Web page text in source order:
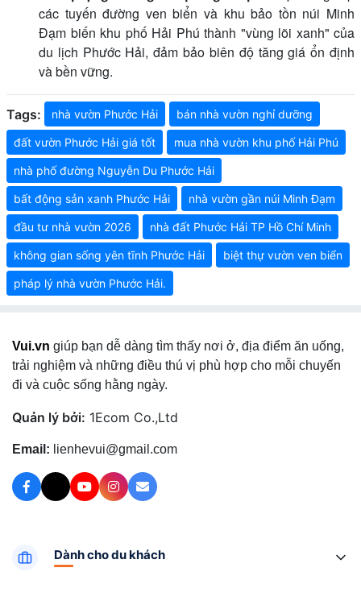
các tuyến đường ven biển và khu bảo tồn núi Minh
Đạm biến khu phố Hải Phú thành "vùng lõi xanh" của
du lịch Phước Hải, đảm bảo biên độ tăng giá ổn định
và bền vững.
Tags: nhà vườn Phước Hải bán nhà vườn nghỉ dưỡng
đất vườn Phước Hải giá tốt mua nhà vườn khu phố Hải Phú
nhà phố đường Nguyễn Du Phước Hải
bất động sản xanh Phước Hải nhà vườn gần núi Minh Đạm
đầu tư nhà vườn 2026 nhà đất Phước Hải TP Hồ Chí Minh
không gian sống yên tĩnh Phước Hải biệt thự vườn ven biển
pháp lý nhà vườn Phước Hải.
Vui.vn giúp bạn dễ dàng tìm thấy nơi ở, địa điểm ăn uống,
trải nghiệm và những điều thú vị phù hợp cho mỗi chuyến
đi và cuộc sống hằng ngày.
Quản lý bởi: 1Ecom Co.,Ltd
Email: lienhevui@gmail.com
Dành cho du khách